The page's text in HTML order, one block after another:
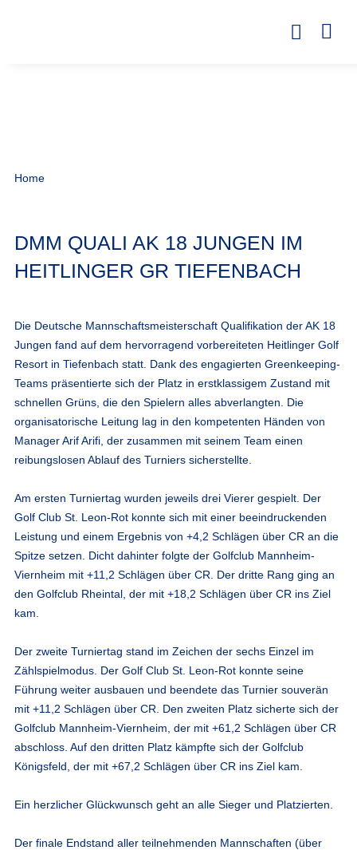
Home
DMM QUALI AK 18 JUNGEN IM
HEITLINGER GR TIEFENBACH
Die Deutsche Mannschaftsmeisterschaft Qualifikation der AK 18
Jungen fand auf dem hervorragend vorbereiteten Heitlinger Golf
Resort in Tiefenbach statt. Dank des engagierten Greenkeeping-
Teams präsentierte sich der Platz in erstklassigem Zustand mit
schnellen Grüns, die den Spielern alles abverlangten. Die
organisatorische Leitung lag in den kompetenten Händen von
Manager Arif Arifi, der zusammen mit seinem Team einen
reibungslosen Ablauf des Turniers sicherstellte.
Am ersten Turniertag wurden jeweils drei Vierer gespielt. Der
Golf Club St. Leon-Rot konnte sich mit einer beeindruckenden
Leistung und einem Ergebnis von +4,2 Schlägen über CR an die
Spitze setzen. Dicht dahinter folgte der Golfclub Mannheim-
Viernheim mit +11,2 Schlägen über CR. Der dritte Rang ging an
den Golfclub Rheintal, der mit +18,2 Schlägen über CR ins Ziel
kam.
Der zweite Turniertag stand im Zeichen der sechs Einzel im
Zählspielmodus. Der Golf Club St. Leon-Rot konnte seine
Führung weiter ausbauen und beendete das Turnier souverän
mit +11,2 Schlägen über CR. Den zweiten Platz sicherte sich der
Golfclub Mannheim-Viernheim, der mit +61,2 Schlägen über CR
abschloss. Auf den dritten Platz kämpfte sich der Golfclub
Königsfeld, der mit +67,2 Schlägen über CR ins Ziel kam.
Ein herzlicher Glückwunsch geht an alle Sieger und Platzierten.
Der finale Endstand aller teilnehmenden Mannschaften (über